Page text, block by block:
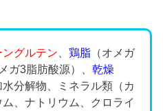
ングルテン 、鶏脂 （オメガ
メガ3脂肪酸源）、乾燥
水分解物、ミネラル類（カ
、ナトリウム、クロライ